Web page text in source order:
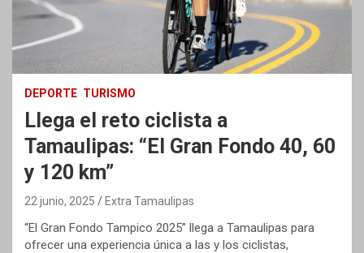
DEPORTE TURISMO
Llega el reto ciclista a
Tamaulipas: “El Gran Fondo 40, 60
y 120 km”
22 junio, 2025 Extra Tamaulipas
“El Gran Fondo Tampico 2025” llega a Tamaulipas para
ofrecer una experiencia única a las y los ciclistas,